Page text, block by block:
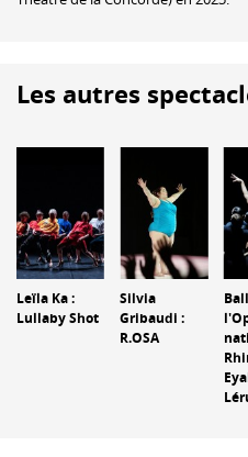
Les autres
Leïla Ka :
Lullaby Shot
Silvia
Gribaudi :
R.OSA